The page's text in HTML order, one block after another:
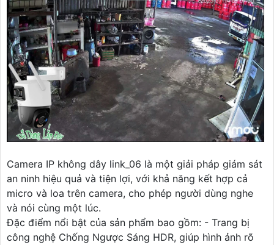
Camera IP không dây link_06 là một giải pháp giám sát
an ninh hiệu quả và tiện lợi, với khả năng kết hợp cả
micro và loa trên camera, cho phép người dùng nghe
và nói cùng một lúc.
Đặc điểm nổi bật của sản phẩm bao gồm: - Trang bị
công nghệ Chống Ngược Sáng HDR, giúp hình ảnh rõ